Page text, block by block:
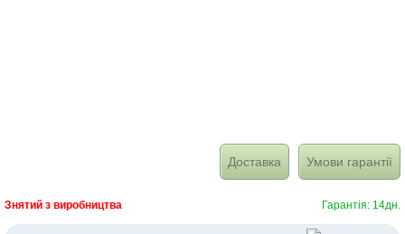
Доставка Умови гарантії
Знятий з виробництва Гарантія: 14дн.